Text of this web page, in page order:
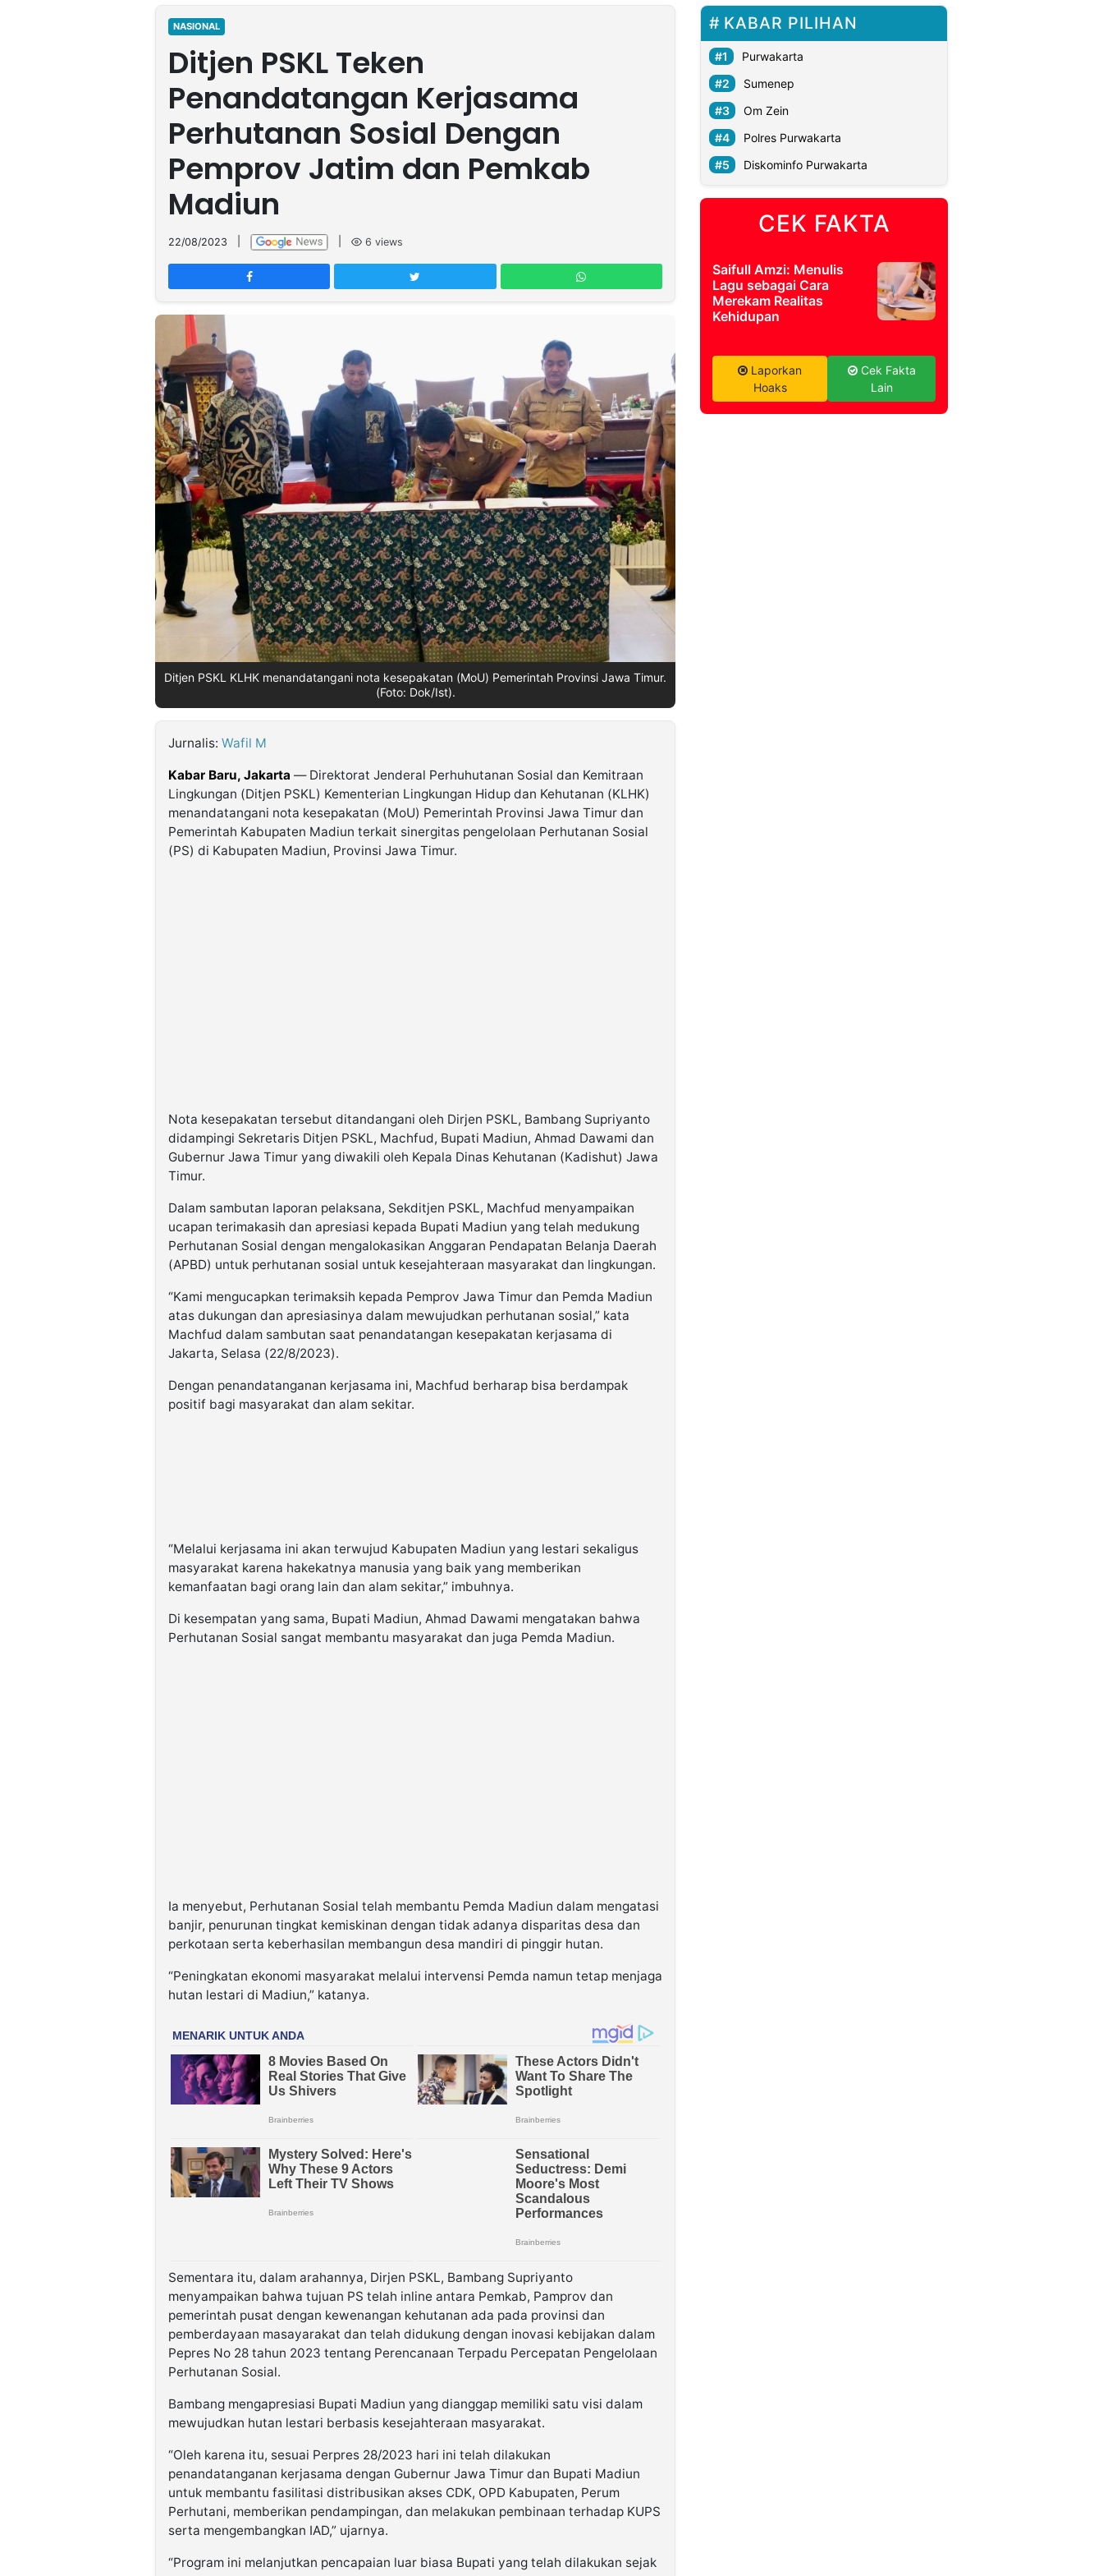
NASIONAL
Ditjen PSKL Teken
Penandatangan Kerjasama
Perhutanan Sosial Dengan
Pemprov Jatim dan Pemkab
Madiun
22/08/2023 6 views
Ditjen PSKL KLHK menandatangani nota kesepakatan (MoU) Pemerintah Provinsi Jawa Timur.
(Foto: Dok/Ist).
Jurnalis: Wafil M
Kabar Baru, Jakarta — Direktorat Jenderal Perhuhutanan Sosial dan Kemitraan
Lingkungan (Ditjen PSKL) Kementerian Lingkungan Hidup dan Kehutanan (KLHK)
menandatangani nota kesepakatan (MoU) Pemerintah Provinsi Jawa Timur dan
Pemerintah Kabupaten Madiun terkait sinergitas pengelolaan Perhutanan Sosial
(PS) di Kabupaten Madiun, Provinsi Jawa Timur.
Nota kesepakatan tersebut ditandangani oleh Dirjen PSKL, Bambang Supriyanto
didampingi Sekretaris Ditjen PSKL, Machfud, Bupati Madiun, Ahmad Dawami dan
Gubernur Jawa Timur yang diwakili oleh Kepala Dinas Kehutanan (Kadishut) Jawa
Timur.
Dalam sambutan laporan pelaksana, Sekditjen PSKL, Machfud menyampaikan
ucapan terimakasih dan apresiasi kepada Bupati Madiun yang telah medukung
Perhutanan Sosial dengan mengalokasikan Anggaran Pendapatan Belanja Daerah
(APBD) untuk perhutanan sosial untuk kesejahteraan masyarakat dan lingkungan.
“Kami mengucapkan terimaksih kepada Pemprov Jawa Timur dan Pemda Madiun
atas dukungan dan apresiasinya dalam mewujudkan perhutanan sosial,” kata
Machfud dalam sambutan saat penandatangan kesepakatan kerjasama di
Jakarta, Selasa (22/8/2023).
Dengan penandatanganan kerjasama ini, Machfud berharap bisa berdampak
positif bagi masyarakat dan alam sekitar.
“Melalui kerjasama ini akan terwujud Kabupaten Madiun yang lestari sekaligus
masyarakat karena hakekatnya manusia yang baik yang memberikan
kemanfaatan bagi orang lain dan alam sekitar,” imbuhnya.
Di kesempatan yang sama, Bupati Madiun, Ahmad Dawami mengatakan bahwa
Perhutanan Sosial sangat membantu masyarakat dan juga Pemda Madiun.
Ia menyebut, Perhutanan Sosial telah membantu Pemda Madiun dalam mengatasi
banjir, penurunan tingkat kemiskinan dengan tidak adanya disparitas desa dan
perkotaan serta keberhasilan membangun desa mandiri di pinggir hutan.
“Peningkatan ekonomi masyarakat melalui intervensi Pemda namun tetap menjaga
hutan lestari di Madiun,” katanya.
Sementara itu, dalam arahannya, Dirjen PSKL, Bambang Supriyanto
menyampaikan bahwa tujuan PS telah inline antara Pemkab, Pamprov dan
pemerintah pusat dengan kewenangan kehutanan ada pada provinsi dan
pemberdayaan masayarakat dan telah didukung dengan inovasi kebijakan dalam
Pepres No 28 tahun 2023 tentang Perencanaan Terpadu Percepatan Pengelolaan
Perhutanan Sosial.
Bambang mengapresiasi Bupati Madiun yang dianggap memiliki satu visi dalam
mewujudkan hutan lestari berbasis kesejahteraan masyarakat.
“Oleh karena itu, sesuai Perpres 28/2023 hari ini telah dilakukan
penandatanganan kerjasama dengan Gubernur Jawa Timur dan Bupati Madiun
untuk membantu fasilitasi distribusikan akses CDK, OPD Kabupaten, Perum
Perhutani, memberikan pendampingan, dan melakukan pembinaan terhadap KUPS
serta mengembangkan IAD,” ujarnya.
“Program ini melanjutkan pencapaian luar biasa Bupati yang telah dilakukan sejak
KABAR PILIHAN
Purwakarta
Sumenep
Om Zein
Polres Purwakarta
Diskominfo Purwakarta
CEK FAKTA
Saifull Amzi: Menulis
Lagu sebagai Cara
Merekam Realitas
Kehidupan
Laporkan
Hoaks
Cek Fakta
Lain